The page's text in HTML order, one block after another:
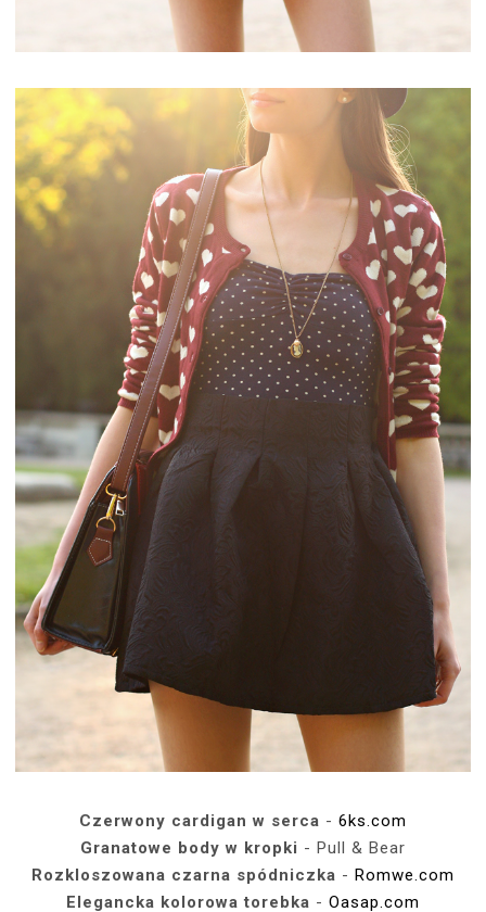
Czerwony cardigan w serca - 6ks.com
Granatowe body w kropki - Pull & Bear
Rozkloszowana czarna spódniczka - Romwe.com
Elegancka kolorowa torebka - Oasap.com